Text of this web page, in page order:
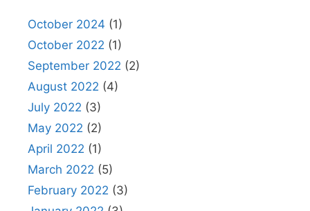
October 2024 (1)
October 2022 (1)
September 2022 (2)
August 2022 (4)
July 2022 (3)
May 2022 (2)
April 2022 (1)
March 2022 (5)
February 2022 (3)